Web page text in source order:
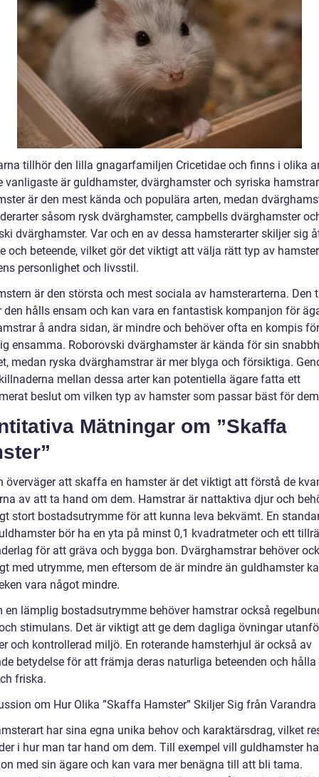
tillhör den lilla gnagarfamiljen Cricetidae och finns i olika
vanligaste är guldhamster, dvärghamster och syriska
är den mest kända och populära arten, medan
såsom rysk dvärghamster, campbells dvärghamster
dvärghamster. Var och en av dessa hamsterarter skiljer sig
och beteende, vilket gör det viktigt att välja rätt typ av
personlighet och livsstil.
är den största och mest sociala av hamsterarterna. Den
den hålls ensam och kan vara en fantastisk kompanjon för
å andra sidan, är mindre och behöver ofta en kompis
ensamma. Roborovski dvärghamster är kända för sin
medan ryska dvärghamstrar är mer blyga och försiktiga.
mellan dessa arter kan potentiella ägare fatta ett
beslut om vilken typ av hamster som passar bäst för
Mätningar om ”Skaffa
överväger att skaffa en hamster är det viktigt att förstå de
av att ta hand om dem. Hamstrar är nattaktiva djur och
stort bostadsutrymme för att kunna leva bekvämt. En
bör ha en yta på minst 0,1 kvadratmeter och ett
för att gräva och bygga bon. Dvärghamstrar behöver
med utrymme, men eftersom de är mindre än guldhamster
vara något mindre.
en lämplig bostadsutrymme behöver hamstrar också
stimulans. Det är viktigt att ge dem dagliga övningar
och kontrollerad miljö. En roterande hamsterhjul är också av
betydelse för att främja deras naturliga beteenden och hålla
friska.
om Hur Olika ”Skaffa Hamster” Skiljer Sig från Varandra
har sina egna unika behov och karaktärsdrag, vilket
i hur man tar hand om dem. Till exempel vill guldhamster
med sin ägare och kan vara mer benägna till att bli tama.